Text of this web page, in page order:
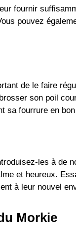
fournir
pouvez
de le faire
son poil
fourrure en
les à de
et heureux.
à leur nouvel
Morkie